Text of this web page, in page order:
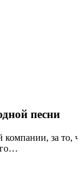
песни
компании, за